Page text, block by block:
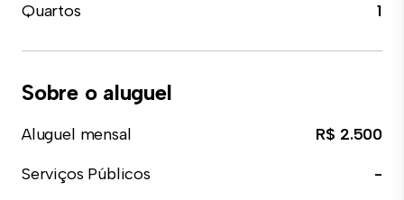
Quartos
1
Sobre o aluguel
Aluguel mensal
R$ 2.500
Serviços Públicos
-